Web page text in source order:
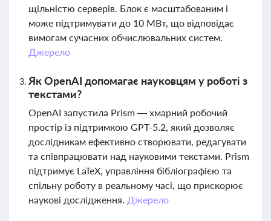
щільністю серверів. Блок є масштабованим і
може підтримувати до 10 МВт, що відповідає
вимогам сучасних обчислювальних систем.
Джерело
Як OpenAI допомагає науковцям у роботі з
текстами?
OpenAI запустила Prism — хмарний робочий
простір із підтримкою GPT-5.2, який дозволяє
дослідникам ефективно створювати, редагувати
та співпрацювати над науковими текстами. Prism
підтримує LaTeX, управління бібліографією та
спільну роботу в реальному часі, що прискорює
наукові дослідження. Джерело